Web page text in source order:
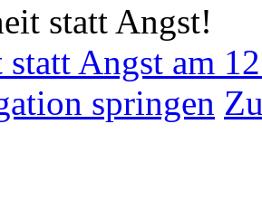
statt Angst!
Angst am
springen